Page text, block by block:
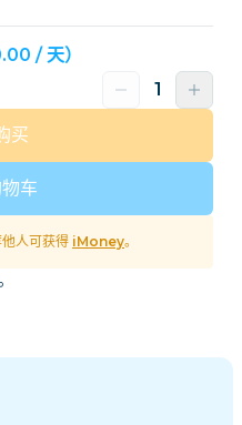
/ 天）
车
买
人可获得 iMoney。